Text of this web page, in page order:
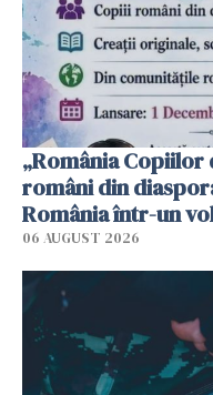
„România
români din
România într-un
06 AUGUST 2026